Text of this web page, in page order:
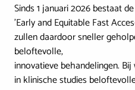
Sinds 1 januari 2026 bestaat
'Early and Equitable Fast
zullen daardoor sneller
beloftevolle,
innovatieve behandelingen.
in klinische studies